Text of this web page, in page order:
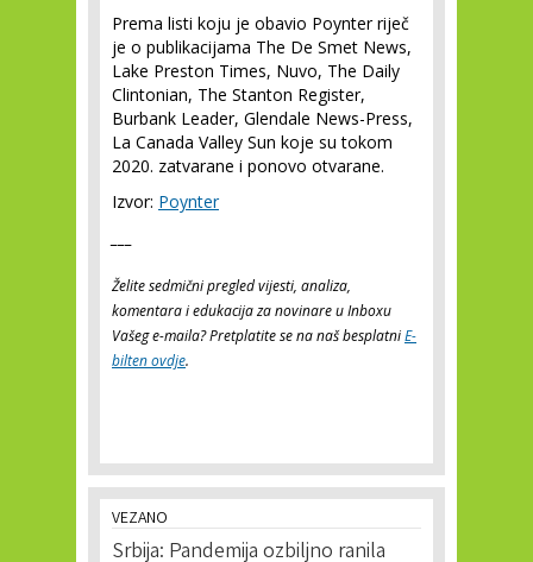
Prema listi koju je obavio Poynter riječ
je o publikacijama The De Smet News,
Lake Preston Times, Nuvo, The Daily
Clintonian, The Stanton Register,
Burbank Leader, Glendale News-Press,
La Canada Valley Sun koje su tokom
2020. zatvarane i ponovo otvarane.
Izvor: Poynter
Želite sedmični pregled vijesti, analiza,
komentara i edukacija za novinare u Inboxu
Vašeg e-maila? Pretplatite se na naš besplatniE-
bilten ovdje.
VEZANO
Srbija: Pandemija ozbiljno ranila